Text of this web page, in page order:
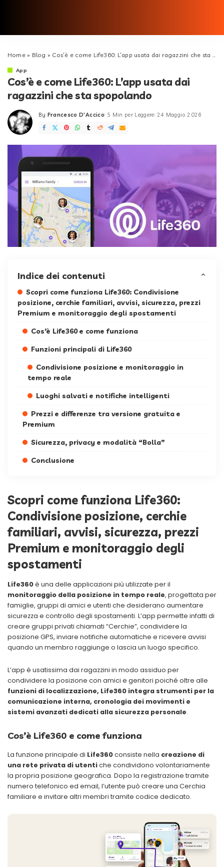
Home» Blog » Cos’è e come Life360: L’app usata dai ragazzini che sta spopolando
App
Cos’è e come Life360: L’app usata dai
ragazzini che sta spopolando
Posted
by
By Francesco D'Accico 5 Min per Leggere 24 Maggio 2026
Indice dei contenuti
Scopri come funziona Life360: Condivisione
posizione, cerchie familiari, avvisi, sicurezza, prezzi
Premium e monitoraggio degli spostamenti
Cos’è Life360 e come funziona
Funzioni principali di Life360
Condivisione posizione e monitoraggio in
tempo reale
Luoghi salvati e notifiche intelligenti
Prezzi e differenze tra versione gratuita e
Premium
Sicurezza, privacy e modalità “Bolla”
Conclusione
Scopri come funziona Life360:
Condivisione posizione, cerchie
familiari, avvisi, sicurezza, prezzi
Premium e monitoraggio degli
spostamenti
Life360è una delle applicazioni più utilizzate per il
monitoraggio della posizione in tempo reale, progettata per
famiglie, gruppi di amici e utenti che desiderano aumentare
sicurezza e controllo degli spostamenti. L’app permette infatti di
creare gruppi privati chiamati “Cerchie”, condividere la
posizione GPS, inviare notifiche automatiche e ricevere avvisi
quando un membro raggiunge o lascia un luogo specifico.
L’app è usatissima dai ragazzini in modo assiduo per
condividere la posizione con amici e genitori poiché oltre alle
funzioni di localizzazione, Life360 integra strumenti per la
comunicazione interna, cronologia dei movimenti e
sistemi avanzati dedicati alla sicurezza personale.
Cos’è Life360 e come funziona
La funzione principale di Life360consiste nella creazione di
una rete privata di utentiche condividono volontariamente
la propria posizione geografica. Dopo la registrazione tramite
numero telefonico ed email, l’utente può creare una Cerchia
familiare e invitare altri membri tramite codice dedicato.